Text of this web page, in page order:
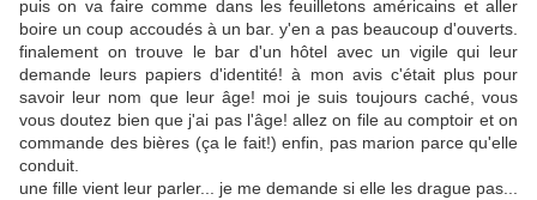
puis on va faire comme dans les feuilletons américains et aller
boire un coup accoudés à un bar. y'en a pas beaucoup d'ouverts.
finalement on trouve le bar d'un hôtel avec un vigile qui leur
demande leurs papiers d'identité! à mon avis c'était plus pour
savoir leur nom que leur âge! moi je suis toujours caché, vous
vous doutez bien que j'ai pas l'âge! allez on file au comptoir et on
commande des bières (ça le fait!) enfin, pas marion parce qu'elle
conduit.
une fille vient leur parler... je me demande si elle les drague pas...